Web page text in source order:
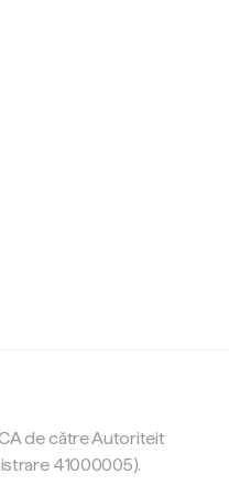
de către Autoriteit
41000005).